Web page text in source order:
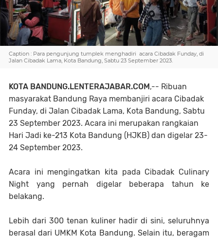
Caption : Para pengunjung tumplek menghadiri acara Cibadak Funday, di
Jalan Cibadak Lama, Kota Bandung, Sabtu 23 September 2023.
KOTA BANDUNG.LENTERAJABAR.COM,-- Ribuan
masyarakat Bandung Raya membanjiri acara Cibadak
Funday, di Jalan Cibadak Lama, Kota Bandung, Sabtu
23 September 2023. Acara ini merupakan rangkaian
Hari Jadi ke-213 Kota Bandung (HJKB) dan digelar 23-
24 September 2023.
Acara ini mengingatkan kita pada Cibadak Culinary
Night yang pernah digelar beberapa tahun ke
belakang.
Lebih dari 300 tenan kuliner hadir di sini, seluruhnya
berasal dari UMKM Kota Bandung. Selain itu, beragam